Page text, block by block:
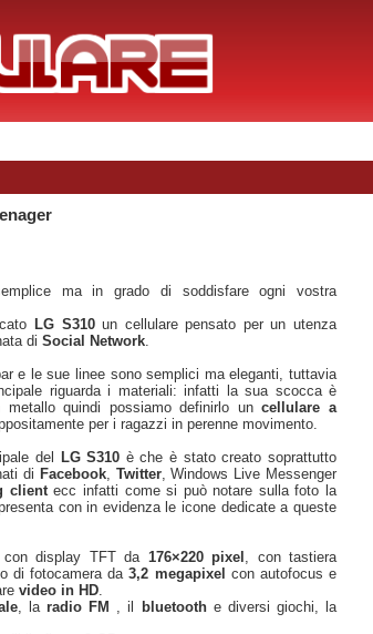
ma in grado di soddisfare ogni vostra
LG S310un cellulare pensato per un utenza
di Social Network
e le sue linee sono semplici ma eleganti, tuttavia
riguarda i materiali: infatti la sua scocca è
metallo quindi possiamo definirlo uncellulare a
per i ragazzi in perenne movimento.
del LG S310 è che è stato creato soprattutto
di Facebook, Twitter, Windows Live Messenger
clientecc infatti come si può notare sulla foto la
con in evidenza le icone dedicate a queste
display TFT da 176×220 pixel , con tastiera
di fotocamera da3,2 megapixel con autofocus e
video in HD
, laradio FM , il bluetoothe diversi giochi, la